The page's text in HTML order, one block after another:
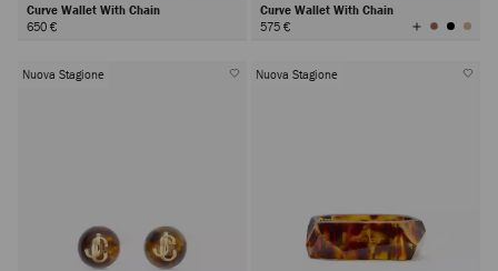
Curve Wallet With Chain
650 €
Curve Wallet With Chain
575 €
Visualizza
tutti
Nuova Stagione Nuova Stagione